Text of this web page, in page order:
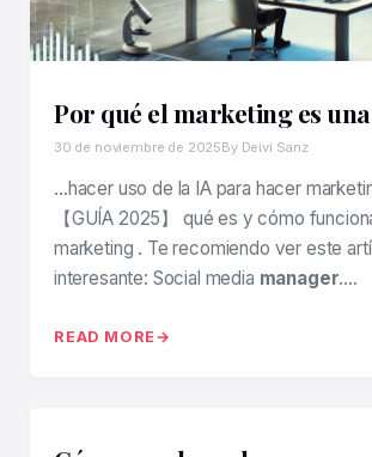
Por qué el marketing es
30 de noviembre de 2025By Deivi Sanz
…hacer uso de la IA para hacer
【GUÍA 2025】 qué es y cómo
marketing . Te recomiendo ver este
interesante: Social media manager….
READ MORE